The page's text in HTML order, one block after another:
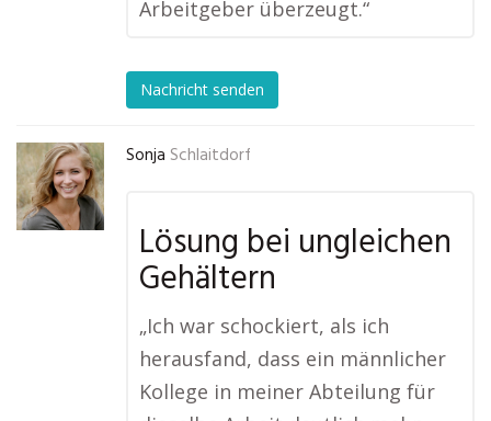
Arbeitgeber überzeugt.“
Nachricht senden
Sonja Schlaitdorf
Lösung bei ungleichen
Gehältern
„Ich war schockiert, als ich
herausfand, dass ein männlicher
Kollege in meiner Abteilung für